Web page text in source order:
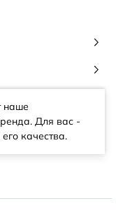
наше
Для вас -
качества.